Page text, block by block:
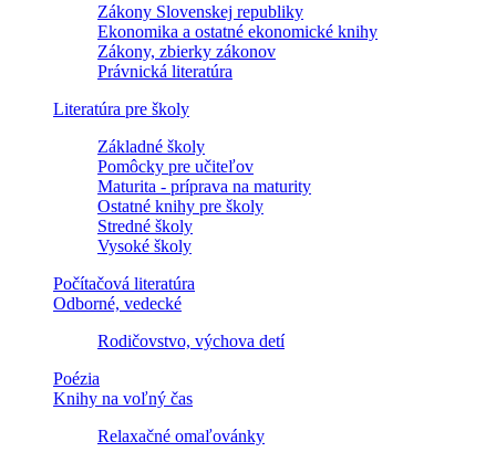
Zákony Slovenskej republiky
Ekonomika a ostatné ekonomické knihy
Zákony, zbierky zákonov
Právnická literatúra
Literatúra pre školy
Základné školy
Pomôcky pre učiteľov
Maturita - príprava na maturity
Ostatné knihy pre školy
Stredné školy
Vysoké školy
Počítačová literatúra
Odborné, vedecké
Rodičovstvo, výchova detí
Poézia
Knihy na voľný čas
Relaxačné omaľovánky